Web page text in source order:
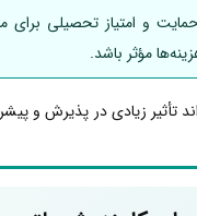
و امتیاز تحصیلی
مؤثر باشد.
زیادی در پذیرش و